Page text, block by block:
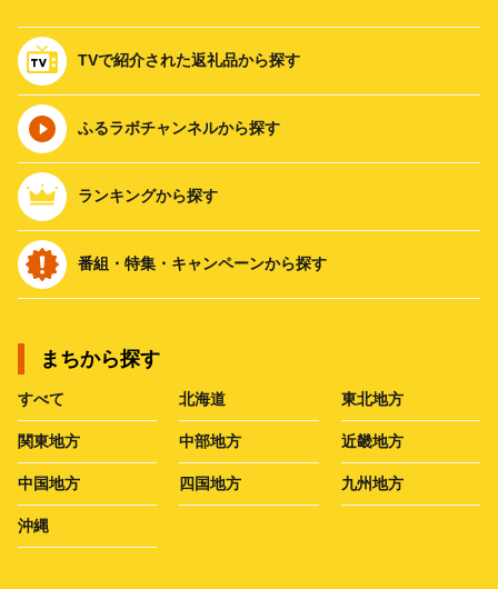
TVで紹介された返礼品から探す
ふるラボチャンネルから探す
ランキングから探す
番組・特集・キャンペーンから探す
まちから探す
すべて 北海道 東北地方
関東地方 中部地方 近畿地方
中国地方 四国地方 九州地方
沖縄